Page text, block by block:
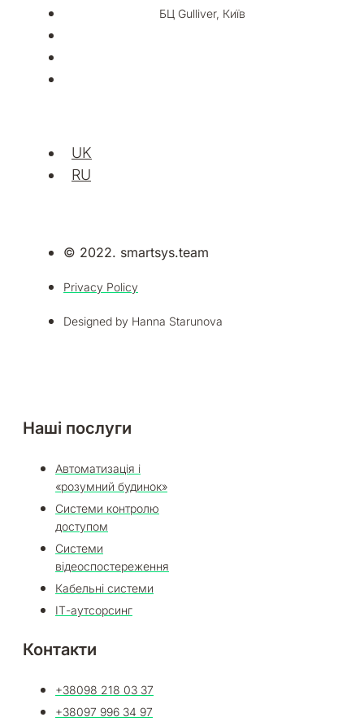
БЦ Gulliver, Київ
UK
RU
© 2022. smartsys.team
Privacy Policy
Designed by Hanna Starunova
Наші послуги
Автоматизація і
«розумний будинок»
Системи контролю
доступом
Системи
відеоспостереження
Кабельні системи
ІТ-аутсорсинг
Контакти
+38098 218 03 37​
+38097 996 34 97